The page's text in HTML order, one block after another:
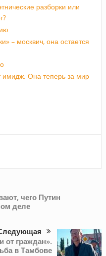
разборки или
– москвич, она остается
имидж. Она теперь за мир
чего Путин
деле
от граждан».
в Тамбове